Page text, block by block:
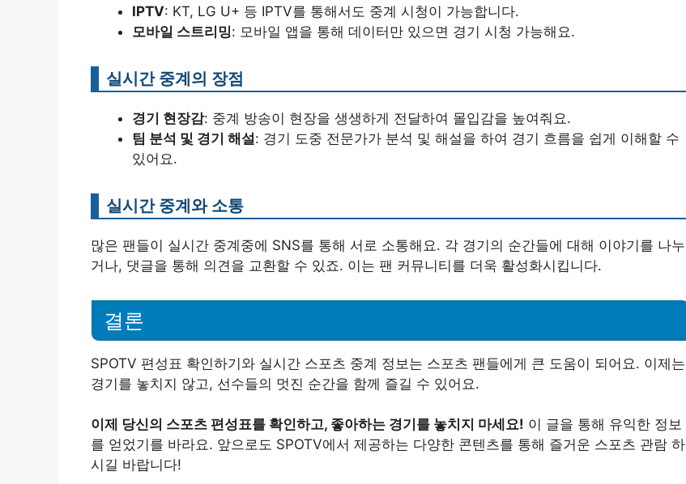
IPTV: KT, LG U+ 등 IPTV를 통해서도 중계 시청이 가능합니다.
모바일 스트리밍: 모바일 앱을 통해 데이터만 있으면 경기 시청 가능해요.
실시간 중계의 장점
경기 현장감: 중계 방송이 현장을 생생하게 전달하여 몰입감을 높여줘요.
팀 분석 및 경기 해설: 경기 도중 전문가가 분석 및 해설을 하여 경기 흐름을 쉽게 이해할 수
있어요.
실시간 중계와 소통
많은 팬들이 실시간 중계중에 SNS를 통해 서로 소통해요. 각 경기의 순간들에 대해 이야기를 나누
거나, 댓글을 통해 의견을 교환할 수 있죠. 이는 팬 커뮤니티를 더욱 활성화시킵니다.
결론
SPOTV 편성표 확인하기와 실시간 스포츠 중계 정보는 스포츠 팬들에게 큰 도움이 되어요. 이제는
경기를 놓치지 않고, 선수들의 멋진 순간을 함께 즐길 수 있어요.
이제 당신의 스포츠 편성표를 확인하고, 좋아하는 경기를 놓치지 마세요! 이 글을 통해 유익한 정보
를 얻었기를 바라요. 앞으로도 SPOTV에서 제공하는 다양한 콘텐츠를 통해 즐거운 스포츠 관람 하
시길 바랍니다!